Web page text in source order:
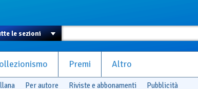
Premi Altro
Per autore Riviste e abbonamenti Pubblicità